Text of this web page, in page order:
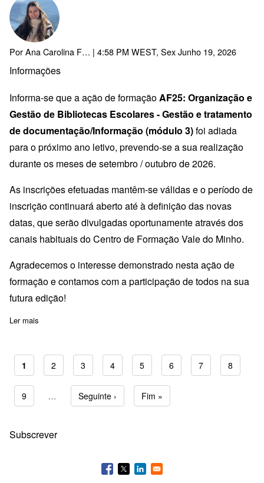
PorAna Carolina F… | 4:58 PM WEST, Sex Junho 19, 2026
Informações
Informa-se que a ação de formaçãoAF25: Organização e
Gestão de Bibliotecas Escolares - Gestão e tratamento
de documentação/Informação (módulo 3)foi adiada
para o próximo ano letivo, prevendo-se a sua realização
durante os meses de setembro / outubro de 2026.
As inscrições efetuadas mantêm-se válidas e o período de
inscrição continuará aberto até à definição das novas
datas, que serão divulgadas oportunamente através dos
canais habituais do Centro de Formação Vale do Minho.
Agradecemos o interesse demonstrado nesta ação de
formação e contamos com a participação de todos na sua
futura edição!
Ler mais
Paginação
Página atual
1 Page
2 Page
3 Page
4 Page
5 Page
6 Page
7 Page
8
Page
9 … Próxima página
Seguinte › Última página
Fim »
Subscrever